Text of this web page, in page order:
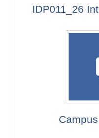
IDP011_26